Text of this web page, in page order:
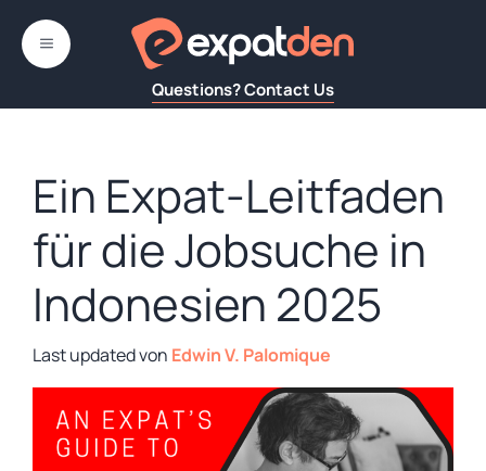
Inhalt
springen
Questions? Contact Us
MENÜ
Ein Expat-Leitfaden
für die Jobsuche in
Indonesien 2025
von Edwin V. Palomique